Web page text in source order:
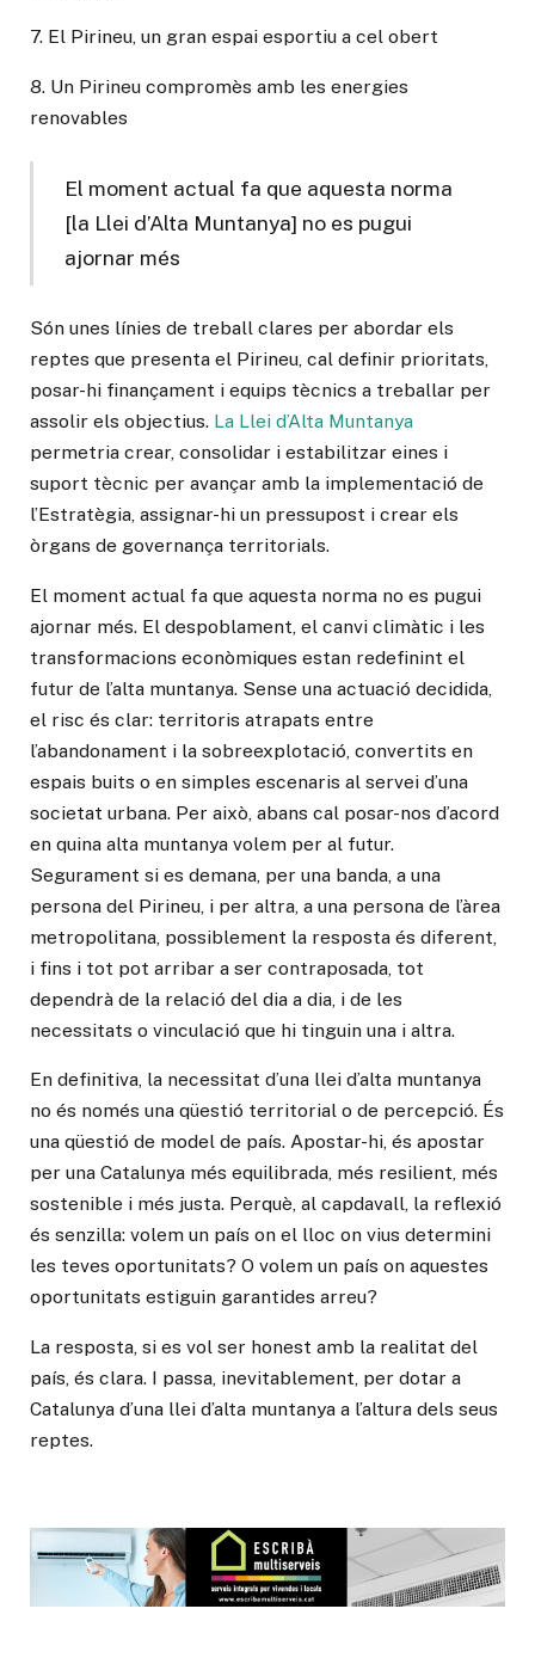
7. El Pirineu, un gran espai esportiu a cel obert
8. Un Pirineu compromès amb les energies
renovables
El moment actual fa que aquesta norma
[la Llei d’Alta Muntanya] no es pugui
ajornar més
Són unes línies de treball clares per abordar els
reptes que presenta el Pirineu, cal definir prioritats,
posar-hi finançament i equips tècnics a treballar per
assolir els objectius. La Llei d’Alta Muntanya
permetria crear, consolidar i estabilitzar eines i
suport tècnic per avançar amb la implementació de
l’Estratègia, assignar-hi un pressupost i crear els
òrgans de governança territorials.
El moment actual fa que aquesta norma no es pugui
ajornar més. El despoblament, el canvi climàtic i les
transformacions econòmiques estan redefinint el
futur de l’alta muntanya. Sense una actuació decidida,
el risc és clar: territoris atrapats entre
l’abandonament i la sobreexplotació, convertits en
espais buits o en simples escenaris al servei d’una
societat urbana. Per això, abans cal posar-nos d’acord
en quina alta muntanya volem per al futur.
Segurament si es demana, per una banda, a una
persona del Pirineu, i per altra, a una persona de l’àrea
metropolitana, possiblement la resposta és diferent,
i fins i tot pot arribar a ser contraposada, tot
dependrà de la relació del dia a dia, i de les
necessitats o vinculació que hi tinguin una i altra.
En definitiva, la necessitat d’una llei d’alta muntanya
no és només una qüestió territorial o de percepció. És
una qüestió de model de país. Apostar-hi, és apostar
per una Catalunya més equilibrada, més resilient, més
sostenible i més justa. Perquè, al capdavall, la reflexió
és senzilla: volem un país on el lloc on vius determini
les teves oportunitats? O volem un país on aquestes
oportunitats estiguin garantides arreu?
La resposta, si es vol ser honest amb la realitat del
país, és clara. I passa, inevitablement, per dotar a
Catalunya d’una llei d’alta muntanya a l’altura dels seus
reptes.